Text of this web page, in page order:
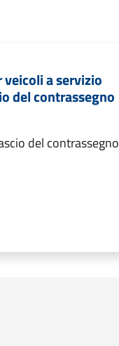
a servizio
del contrassegno
del contrassegno